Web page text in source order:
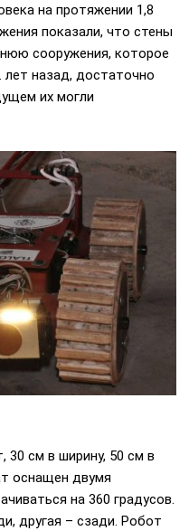
на протяжении 1,8
показали, что стены
сооружения, которое
назад, достаточно
их могли
30 см в ширину, 50 см в
оснащен двумя
на 360 градусов.
другая – сзади. Робот